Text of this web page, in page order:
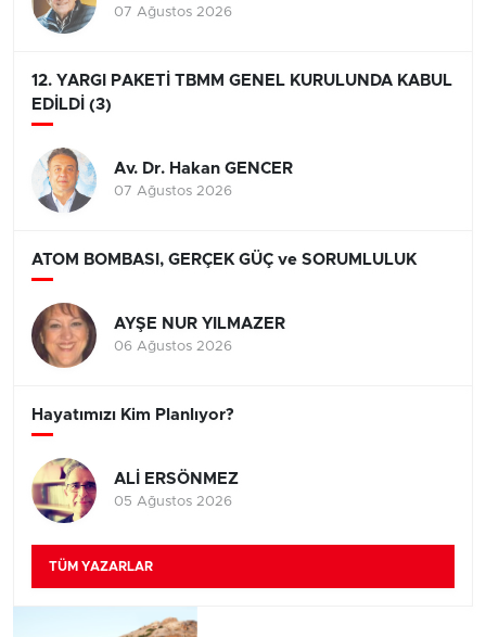
07 Ağustos 2026
12. YARGI PAKETİ TBMM GENEL KURULUNDA KABUL
EDİLDİ (3)
Av. Dr. Hakan GENCER
07 Ağustos 2026
ATOM BOMBASI, GERÇEK GÜÇ ve SORUMLULUK
AYŞE NUR YILMAZER
06 Ağustos 2026
Hayatımızı Kim Planlıyor?
ALİ ERSÖNMEZ
05 Ağustos 2026
TÜM YAZARLAR